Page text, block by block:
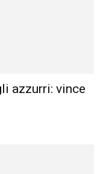
azzurri: vince